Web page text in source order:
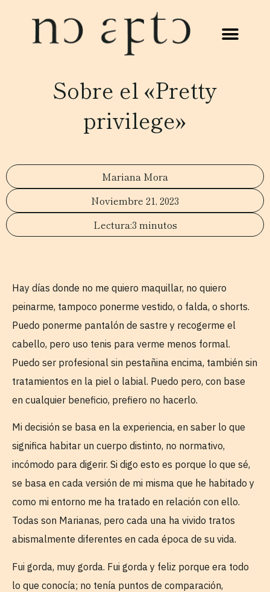
Sobre el «Pretty
privilege»
Mariana Mora
Noviembre 21, 2023
3 minutos
Hay días donde no me quiero maquillar, no quiero
peinarme, tampoco ponerme vestido, o falda, o shorts.
Puedo ponerme pantalón de sastre y recogerme el
cabello, pero uso tenis para verme menos formal.
Puedo ser profesional sin pestañina encima, también sin
tratamientos en la piel o labial. Puedo pero, con base
en cualquier beneficio, prefiero no hacerlo.
Mi decisión se basa en la experiencia, en saber lo que
significa habitar un cuerpo distinto, no normativo,
incómodo para digerir. Si digo esto es porque lo que sé,
se basa en cada versión de mi misma que he habitado y
como mi entorno me ha tratado en relación con ello.
Todas son Marianas, pero cada una ha vivido tratos
abismalmente diferentes en cada época de su vida.
Fui gorda, muy gorda. Fui gorda y feliz porque era todo
lo que conocía; no tenía puntos de comparación,